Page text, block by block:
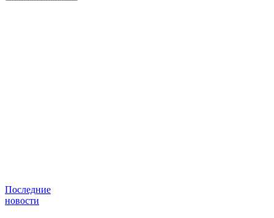
Последние
новости